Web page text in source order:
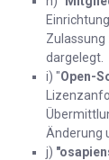
dargelegt.
i) "Open-
Änderung
j)